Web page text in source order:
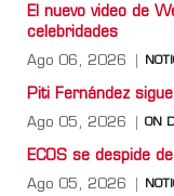
El nuevo video de
celebridades
Ago 06, 2026
Piti Fernández
Ago 05, 2026 ON
ECOS se despide
Ago 05, 2026